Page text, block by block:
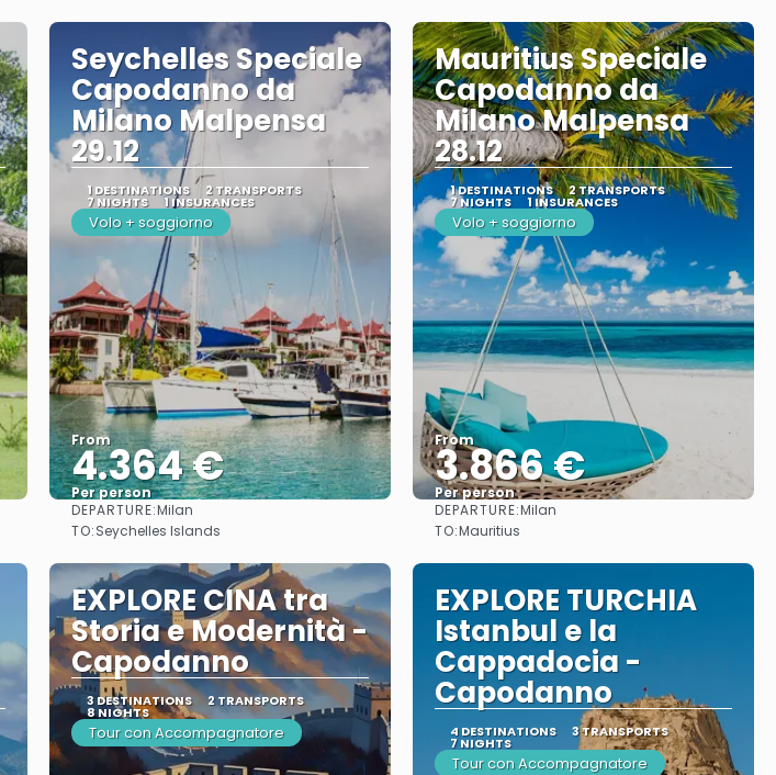
Seychelles Speciale
Capodanno da
Milano Malpensa
29.12
1 DESTINATIONS 2 TRANSPORTS
7 NIGHTS 1 INSURANCES
Volo + soggiorno
From
4.364 €
Per person
See
DEPARTURE:Milan
TO:Seychelles Islands
Mauritius Speciale
Capodanno da
Milano Malpensa
28.12
1 DESTINATIONS 2 TRANSPORTS
7 NIGHTS 1 INSURANCES
Volo + soggiorno
From
3.866 €
Per person
DEPARTURE:Milan
TO:Mauritius
EXPLORE CINA tra
Storia e Modernità -
Capodanno
3 DESTINATIONS 2 TRANSPORTS
8 NIGHTS
Tour con Accompagnatore
EXPLORE TURCHIA
Istanbul e la
Cappadocia -
Capodanno
4 DESTINATIONS 3 TRANSPORTS
7 NIGHTS
Tour con Accompagnatore